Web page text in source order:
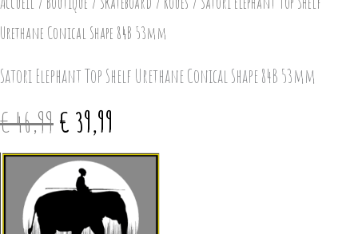
Urethane Conical Shape 84B 53mm
Satori Elephant Top Shelf Urethane Conical Shape 84B 53mm
€46,99€ 39,99